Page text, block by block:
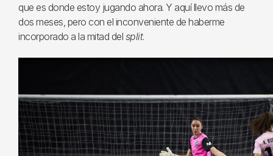
que es donde estoy jugando ahora. Y aquí llevo más de
dos meses, pero con el inconveniente de haberme
incorporado a la mitad del split.